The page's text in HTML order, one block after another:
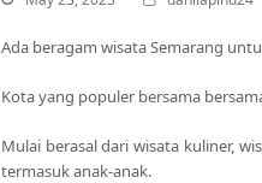
Ada beragam wisata Semarang
Kota yang populer bersama
Mulai berasal dari wisata kuliner,
termasuk anak-anak.